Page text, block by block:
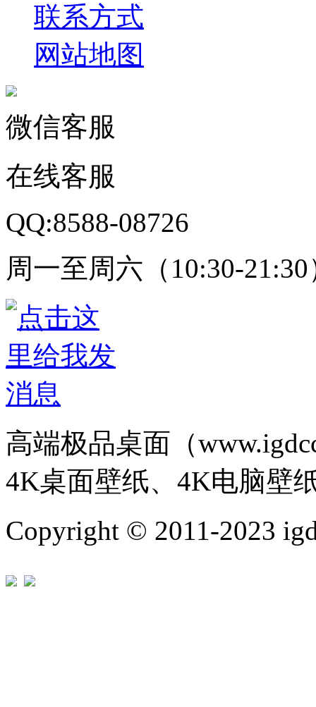
联系方式
网站地图
微信客服
在线客服
QQ:8588-08726
周一至周六（10:30-21:30
高端极品桌面（
4K桌面壁纸、4K电脑壁
Copyright © 2011-2023